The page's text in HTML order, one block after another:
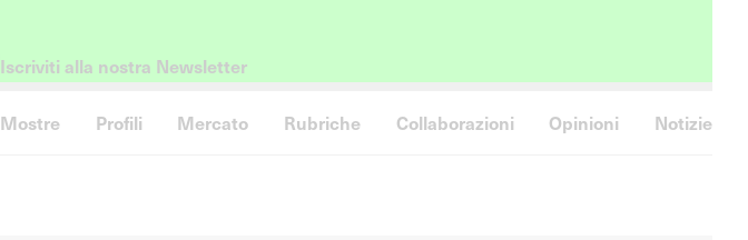
Iscriviti alla nostra Newsletter
Mostre Profili Mercato Rubriche Collaborazioni Opinioni Notizie